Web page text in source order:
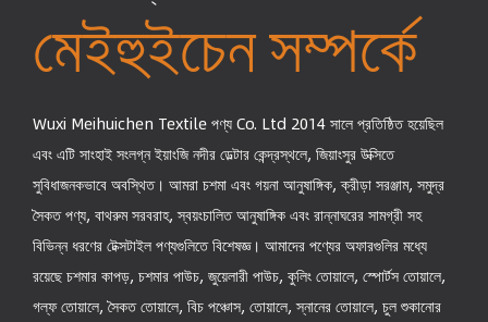
মেইহুইচেন সম্পর্কে
Wuxi Meihuichen Textile পণ্য Co. Ltd 2014 সালে প্রতিষ্ঠিত হয়েছিল
এবং এটি সাংহাই সংলগ্ন ইয়াংজি নদীর ডেল্টার কেন্দ্রস্থলে, জিয়াংসুর উক্সিতে
সুবিধাজনকভাবে অবস্থিত। আমরা চশমা এবং গয়না আনুষাঙ্গিক, ক্রীড়া সরঞ্জাম, সমুদ্র
সৈকত পণ্য, বাথরুম সরবরাহ, স্বয়ংচালিত আনুষাঙ্গিক এবং রান্নাঘরের সামগ্রী সহ
বিভিন্ন ধরণের টেক্সটাইল পণ্যগুলিতে বিশেষজ্ঞ। আমাদের পণ্যের অফারগুলির মধ্যে
রয়েছে চশমার কাপড়, চশমার পাউচ, জুয়েলারী পাউচ, কুলিং তোয়ালে, স্পোর্টস তোয়ালে,
গল্ফ তোয়ালে, সৈকত তোয়ালে, বিচ পঞ্চোস, তোয়ালে, স্নানের তোয়ালে, চুল শুকানোর